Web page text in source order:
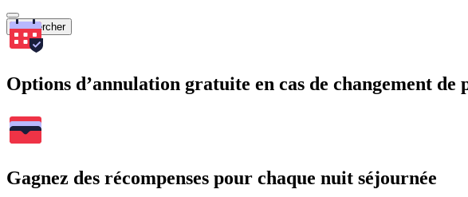
Rechercher
Options d’annulation gratuite en cas de changement de
Gagnez des récompenses pour chaque nuit séjournée